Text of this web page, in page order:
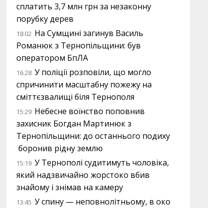
сплатить 3,7 млн грн за незаконну
порубку дерев
18:02 На Сумщині загинув Василь
Романюк з Тернопільщини: був
оператором БпЛА
16:28 У поліції розповіли, що могло
спричинити масштабну пожежу на
сміттєзвалищі біля Тернополя
15:29 Небесне воїнство поповнив
захисник Богдан Мартинюк з
Тернопільщини: до останнього подиху
боронив рідну землю
15:19 У Тернополі судитимуть чоловіка,
який надзвичайно жорстоко вбив
знайому і знімав на камеру
13:45 У спину — неповнолітньому, в око